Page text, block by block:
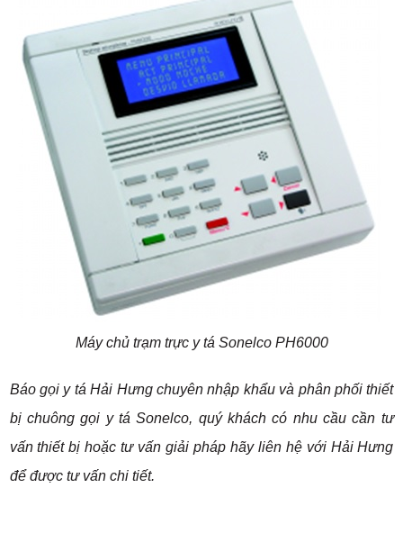
Máy chủ trạm trực y tá Sonelco PH6000
Báo gọi y tá Hải Hưng chuyên nhập khẩu và phân phối thiết
bị chuông gọi y tá Sonelco, quý khách có nhu cầu cần tư
vấn thiết bị hoặc tư vấn giải pháp hãy liên hệ với Hải Hưng
để được tư vấn chi tiết.